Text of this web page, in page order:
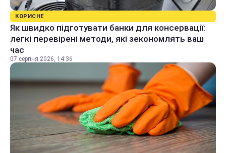
КОРИСНЕ
Як швидко підготувати банки для консервації:
легкі перевірені методи, які зекономлять ваш
час
07 серпня 2026, 14:36